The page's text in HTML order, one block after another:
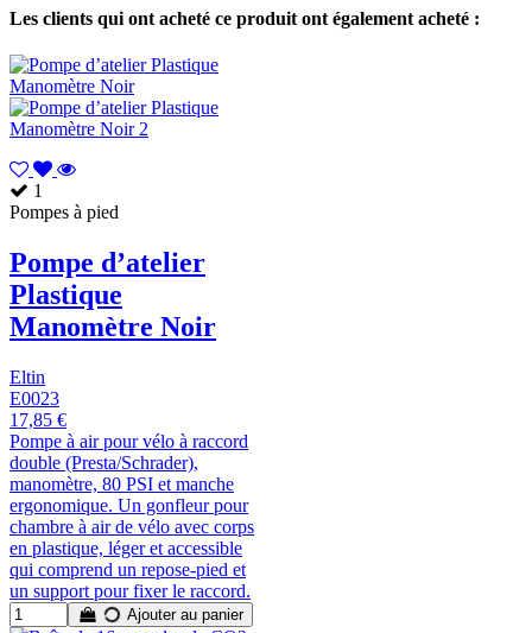
Les clients qui ont acheté ce produit ont également acheté :
1
Pompes à pied
Pompe d’atelier
Plastique
Manomètre Noir
Eltin
E0023
17,85 €
Pompe à air pour vélo à raccord
double (Presta/Schrader),
manomètre, 80 PSI et manche
ergonomique. Un gonfleur pour
chambre à air de vélo avec corps
en plastique, léger et accessible
qui comprend un repose-pied et
un support pour fixer le raccord.
Ajouter au panier